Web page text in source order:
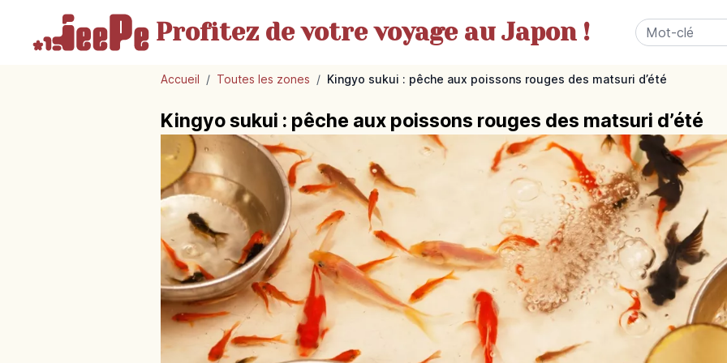
Profitez de votrevoyage au Japon !
Accueil / Toutes les zones / Kingyo sukui : pêche aux poissons rouges des matsuri d’été
Kingyo sukui : pêche aux poissons rouges des matsuri d’été